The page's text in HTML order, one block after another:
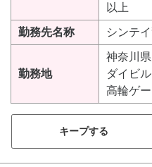
以上
勤務先名称 シンテ
勤務地
神奈川
ダイビ
高輪ゲ
キープする